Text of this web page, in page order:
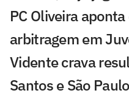
PC Oliveira
arbitragem em
Vidente crava
Santos e São